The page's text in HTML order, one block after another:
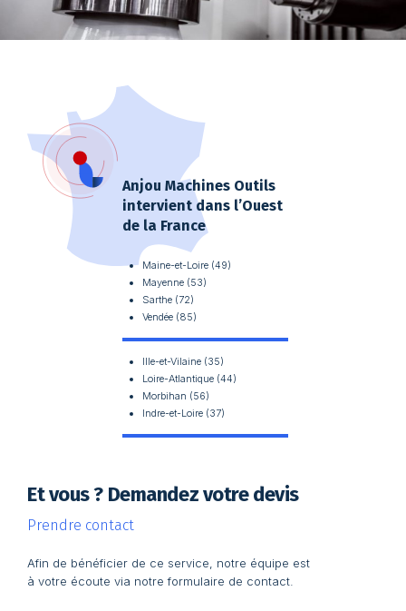
Anjou Machines Outils
intervient dans l’Ouest
de la France
Maine-et-Loire (49)
Mayenne (53)
Sarthe (72)
Vendée (85)
Ille-et-Vilaine (35)
Loire-Atlantique (44)
Morbihan (56)
Indre-et-Loire (37)
Et vous ? Demandez votre devis
Prendre contact
Afin de bénéficier de ce service, notre équipe est
à votre écoute via notre formulaire de contact.